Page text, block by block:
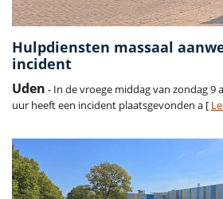
Hulpdiensten massaal
incident
Uden - In de vroege middag van zondag 9
uur heeft een incident plaatsgevonden a [